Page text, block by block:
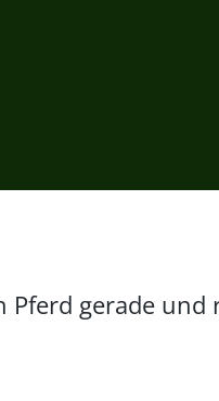
Pferd gerade und